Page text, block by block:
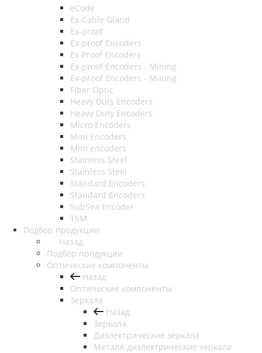
eCode
Ex-Cable Gland
Ex-proof
Ex-proof Encoders
Ex-Proof Encoders
Ex-proof Encoders - Mining
Ex-proof Encoders - Mining
Fiber Optic
Heavy Duty Encoders
Heavy Duty Encoders
Micro Encoders
Mini Encoders
Mini encoders
Stainless Steel
Stainless Steel
Standard Encoders
Standard Encoders
SubSea Encoder
TSM
Подбор продукции
Назад
Подбор продукции
Оптические компоненты
Назад
Оптические компоненты
Зеркала
Назад
Зеркала
Диэлектрические зеркала
Металл-диэлектрические зеркала